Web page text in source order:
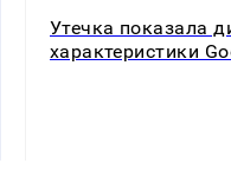
Утечка показала
характеристики